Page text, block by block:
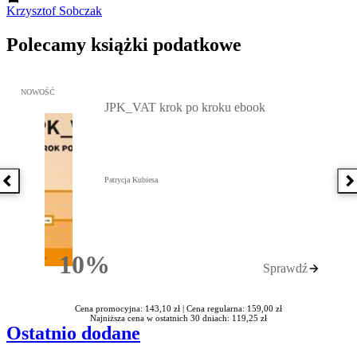
Krzysztof Sobczak
Polecamy książki podatkowe
Poprzednia książka
Przejdź do: JPK_VAT krok po kroku ebook, Patrycja Kubiesa -
NOWOŚĆ
10%Rabatu
JPK_VAT krok po kroku ebook
Patrycja Kubiesa
Sprawdź
Cena promocyjna: 143,10 zł | Cena regularna: 159,00 zł
Najniższa cena w ostatnich 30 dniach: 119,25 zł
Ostatnio dodane